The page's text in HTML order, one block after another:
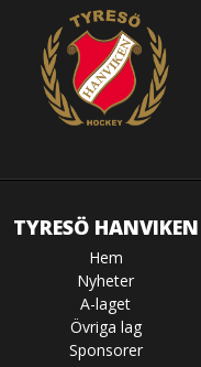
TYRESÖ HANVIKEN
Hem
Nyheter
A-laget
Övriga lag
Sponsorer